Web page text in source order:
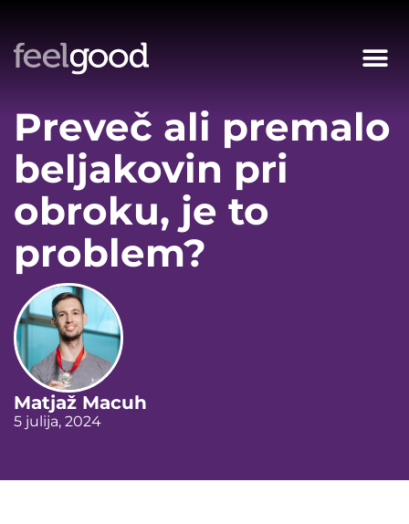
Preveč ali premalo
beljakovin pri
obroku, je to
problem?
Matjaž Macuh
5 julija, 2024